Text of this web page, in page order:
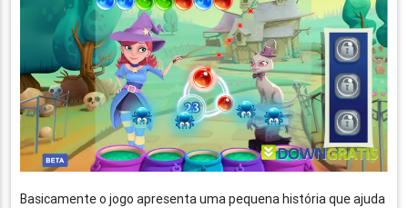
Basicamente o jogo apresenta uma pequena história que ajuda